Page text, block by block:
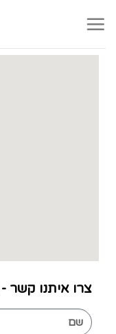
צרו איתנו קשר